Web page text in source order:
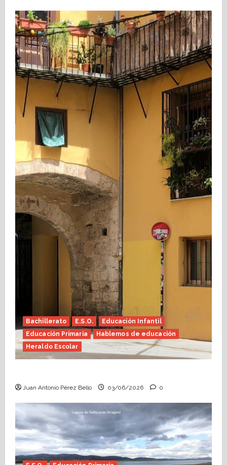
Bachillerato E.S.O.
Educación Infantil
Educación Primaria
Hablemos de educación
Heraldo Escolar
Juan Antonio Pérez Bello 03/06/2026 0